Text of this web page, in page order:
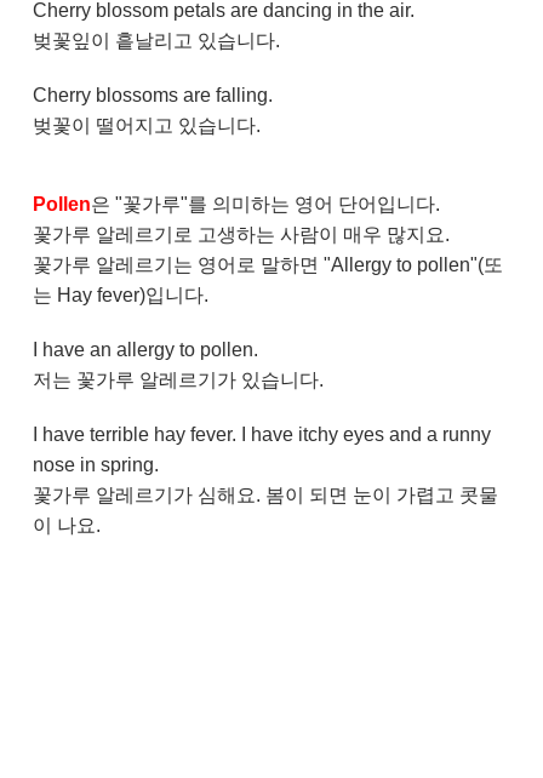
Cherry blossom petals are dancing in the air.
벚꽃잎이 흩날리고 있습니다.
Cherry blossoms are falling.
벚꽃이 떨어지고 있습니다.
Pollen은 "꽃가루"를 의미하는 영어 단어입니다.
꽃가루 알레르기로 고생하는 사람이 매우 많지요.
꽃가루 알레르기는 영어로 말하면 "Allergy to pollen"(또
는 Hay fever)입니다.
I have an allergy to pollen.
저는 꽃가루 알레르기가 있습니다.
I have terrible hay fever. I have itchy eyes and a runny
nose in spring.
꽃가루 알레르기가 심해요. 봄이 되면 눈이 가렵고 콧물
이 나요.